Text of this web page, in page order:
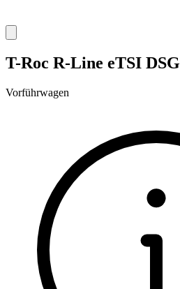
T-Roc R-Line eTSI DSG
Vorführwagen